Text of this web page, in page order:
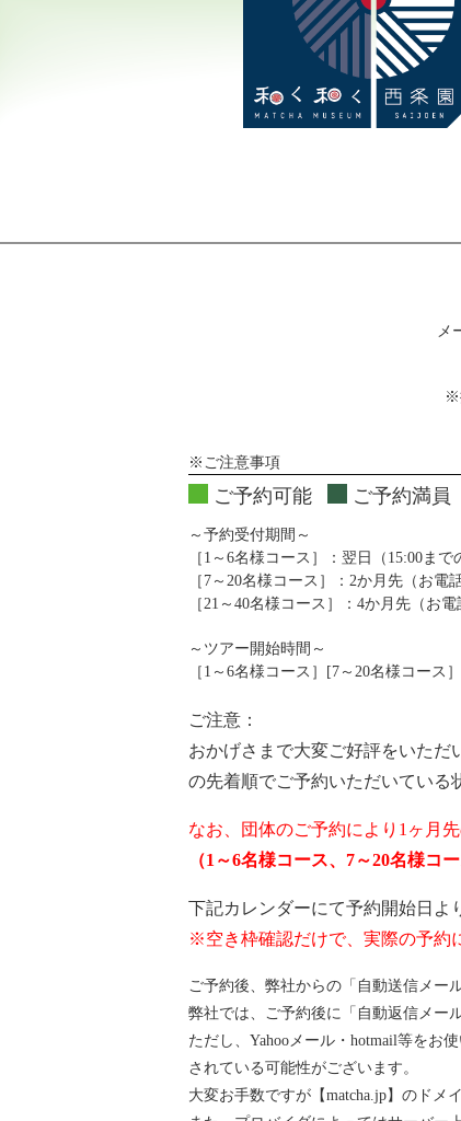
メ
※
※ご注意事項
ご予約可能 ご予約満員
～予約受付期間～
［1～6名様コース］：翌日（15:00ま
［7～20名様コース］：2か月先（お電
［21～40名様コース］：4か月先（お
～ツアー開始時間～
［1～6名様コース］[7～20名様コース
ご注意：
おかげさまで大変ご好評をいただ
の先着順でご予約いただいている
なお、団体のご予約により1ヶ月
（1～6名様コース、7～20名様コ
下記カレンダーにて予約開始日よ
※空き枠確認だけで、実際の予約
ご予約後、弊社からの「自動送信メー
弊社では、ご予約後に「自動返信メー
ただし、Yahooメール・hotmail等をお
されている可能性がございます。
大変お手数ですが【matcha.jp】のドメ